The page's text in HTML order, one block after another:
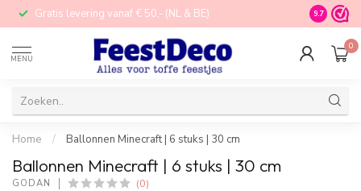
Gratis levering vanaf € 50,- (NL & BE) STORE in
9.7
MENU
0
Home / Ballonnen Minecraft | 6 stuks | 30 cm
Ballonnen Minecraft | 6 stuks | 30 cm
GODAN (0)